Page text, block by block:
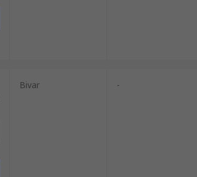
Bivar -